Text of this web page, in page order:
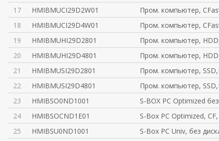
17
HMIBMUCI29D2W01
Пром. компьютер,
18
HMIBMUCI29D4W01
Пром. компьютер,
19
HMIBMUHI29D2801
Пром. компьютер,
20
HMIBMUHI29D4801
Пром. компьютер,
21
HMIBMUSI29D2801
Пром. компьютер,
22
HMIBMUSI29D4801
Пром. компьютер,
23
HMIBSO0ND1001
S-BOX PC Optimized
24
HMIBSOCND1E01
S-Box PC Optimized,
25
HMIBSU0ND1001
S-Box PC Univ, без